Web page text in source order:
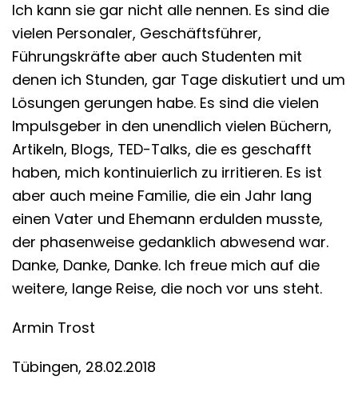
Ich kann sie gar nicht alle nennen. Es sind die
vielen Personaler, Geschäftsführer,
Führungskräfte aber auch Studenten mit
denen ich Stunden, gar Tage diskutiert und um
Lösungen gerungen habe. Es sind die vielen
Impulsgeber in den unendlich vielen Büchern,
Artikeln, Blogs, TED-Talks, die es geschafft
haben, mich kontinuierlich zu irritieren. Es ist
aber auch meine Familie, die ein Jahr lang
einen Vater und Ehemann erdulden musste,
der phasenweise gedanklich abwesend war.
Danke, Danke, Danke. Ich freue mich auf die
weitere, lange Reise, die noch vor uns steht.
Armin Trost
Tübingen, 28.02.2018